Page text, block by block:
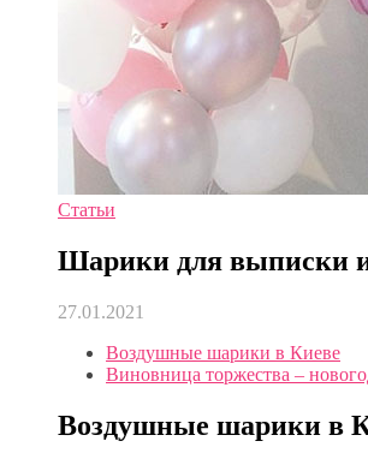
Статьи
Шарики для выписки
27.01.2021
Воздушные шарики в Киеве
Виновница торжества –
Воздушные шарики в